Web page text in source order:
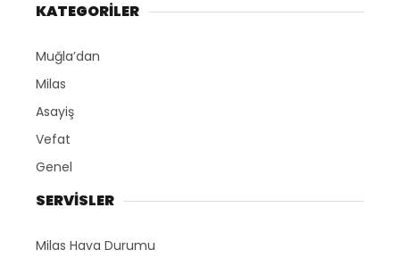
KATEGORİLER
Muğla’dan
Milas
Asayiş
Vefat
Genel
SERVİSLER
Milas Hava Durumu